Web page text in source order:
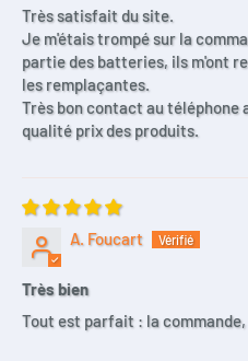
Très satisfait du site.
Je m'étais trompé sur la
partie des batteries, ils m'ont
les remplaçantes.
Très bon contact au
qualité prix des produits.
A. Foucart
Très bien
Tout est parfait : la